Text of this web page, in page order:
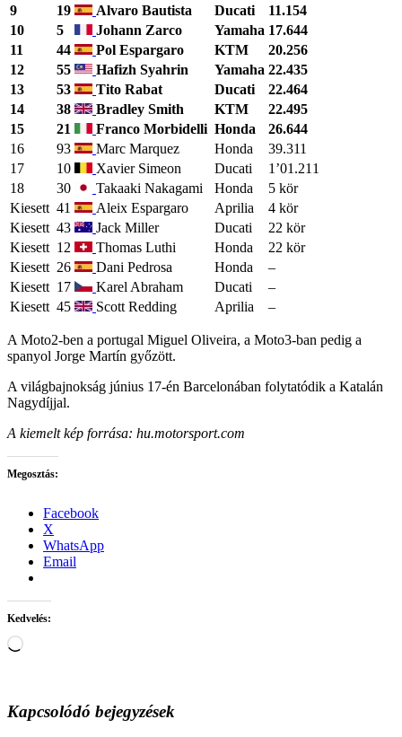
9
19 Alvaro Bautista Ducati
11.154
10
5 Johann Zarco Yamaha 17.644
11
44 Pol Espargaro KTM
20.256
12
55 Hafizh Syahrin Yamaha 22.435
13
53 Tito Rabat Ducati
22.464
14
38 Bradley Smith KTM
22.495
15
21 Franco Morbidelli Honda
26.644
16
93 Marc Marquez Honda
39.311
17
10 Xavier Simeon Ducati
1’01.211
18
30 Takaaki Nakagami Honda
5 kör
Kiesett 41 Aleix Espargaro Aprilia
4 kör
Kiesett 43 Jack Miller Ducati
22 kör
Kiesett 12 Thomas Luthi Honda
22 kör
Kiesett 26 Dani Pedrosa Honda
–
Kiesett 17 Karel Abraham Ducati
–
Kiesett 45 Scott Redding Aprilia –
A Moto2-ben a portugal Miguel Oliveira, a Moto3-ban pedig a
spanyol Jorge Martín győzött.
A világbajnokság június 17-én Barcelonában folytatódik a Katalán
Nagydíjjal.
A kiemelt kép forrása: hu.motorsport.com
Megosztás:
Facebook
X
WhatsApp
Email
Kedvelés:
Loading…
Kapcsolódó bejegyzések